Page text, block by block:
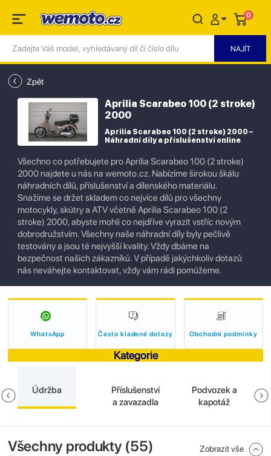
0
Zpět
Aprilia Scarabeo 100 (2 stroke)
2000
Aprilia Scarabeo 100 (2 stroke) 2000 –
Náhradní díly a příslušenství online
Všechno co potřebujete pro Aprilia Scarabeo 100 (2 stroke)
2000 najdete u nás na wemoto.cz. Nabízíme širokou škálu
náhradních dílů, příslušenství a dílenského materiálu.
Snažíme se držet skladem co nejvíce dílů pro všechny
motocykly, skútry a ATV včetně Aprilia Scarabeo 100 (2
stroke) 2000, abyste mohli co nejdříve vyrazit vstříc novým
dobrodružstvím. Všechny naše náhradní díly byly pečlivě
testovány a jsou té nejvyšší kvality. Vždy dbáme na
bezpečnost našich zákazníků. V případě jakýchkoliv dotazů
nás neváhejte kontaktovat, vždy vám rádi pomůžeme.
WhatsApp Často kladené dotazy Obchodní podmínky
Kategorie
Údržba
Příslušenství
a zavazadla
Podvozek a
kapotáž
Všechny produkty (55) Zobrazit vše